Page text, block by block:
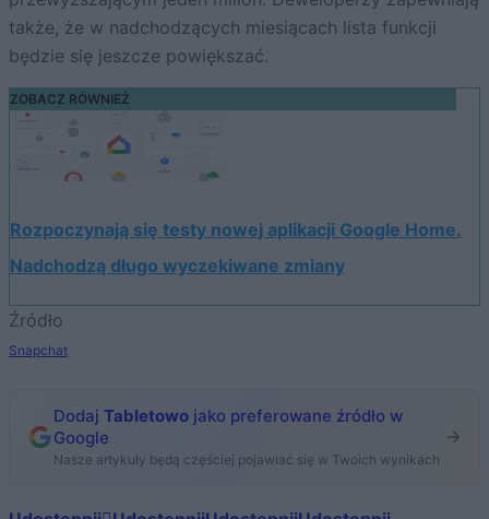
także, że w nadchodzących miesiącach lista funkcji
będzie się jeszcze powiększać.
ZOBACZ RÓWNIEŻ
Rozpoczynają się testy nowej aplikacji Google Home.
Nadchodzą długo wyczekiwane zmiany
Źródło
Snapchat
Dodaj Tabletowo jako preferowane źródło w
Google
Nasze artykuły będą częściej pojawiać się w Twoich wynikach